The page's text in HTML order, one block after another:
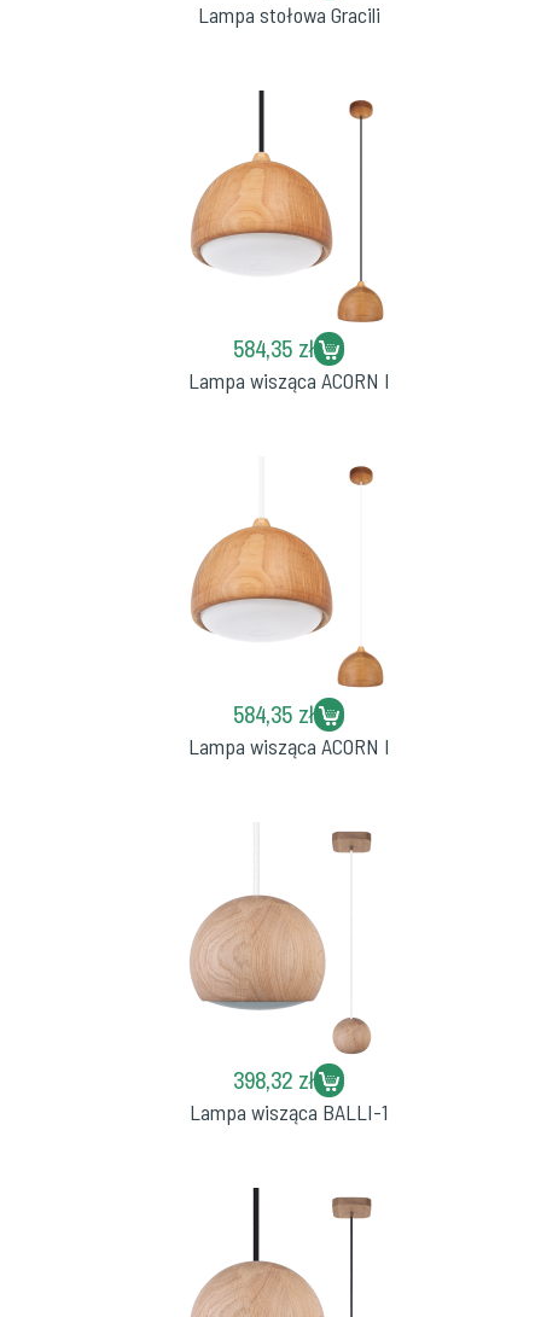
Lampa stołowa Gracili
584,35 zł
Lampa wisząca ACORN I
584,35 zł
Lampa wisząca ACORN I
398,32 zł
Lampa wisząca BALLI-1